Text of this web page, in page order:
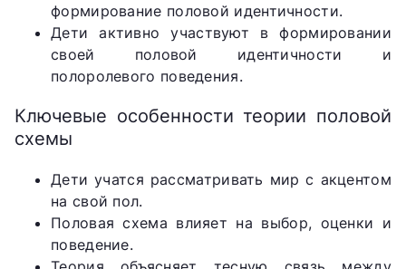
формирование половой идентичности.
Дети активно участвуют в формировании
своей половой идентичности и
полоролевого поведения.
Ключевые особенности теории половой
схемы
Дети учатся рассматривать мир с акцентом
на свой пол.
Половая схема влияет на выбор, оценки и
поведение.